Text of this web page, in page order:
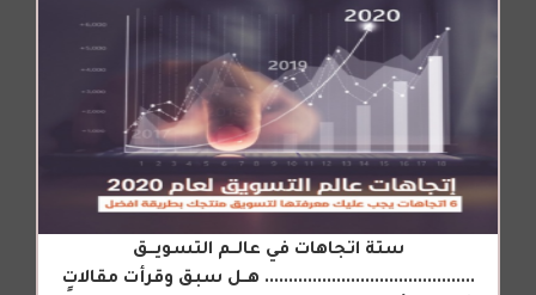
ستة اتجاهات في عالــم التسويـــق
............................................ هــل سبق وقرأت مقالاتٍ